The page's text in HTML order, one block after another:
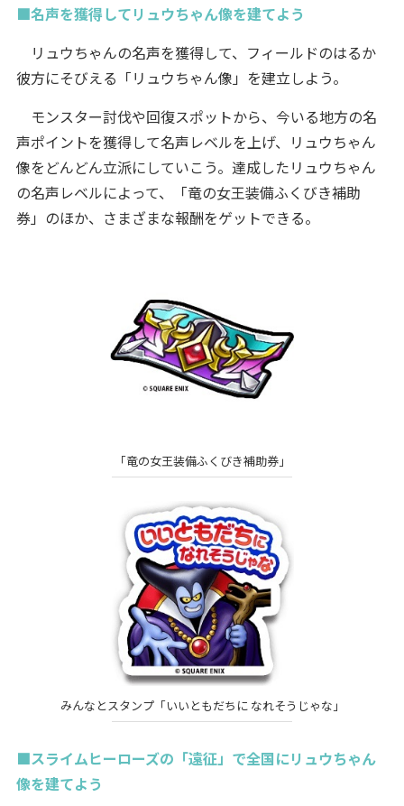
■名声を獲得してリュウちゃん像を建てよう
リュウちゃんの名声を獲得して、フィールドのはるか
彼方にそびえる「リュウちゃん像」を建立しよう。
モンスター討伐や回復スポットから、今いる地方の名
声ポイントを獲得して名声レベルを上げ、リュウちゃん
像をどんどん立派にしていこう。達成したリュウちゃん
の名声レベルによって、「竜の女王装備ふくびき補助
券」のほか、さまざまな報酬をゲットできる。
「竜の女王装備ふくびき補助券」
みんなとスタンプ「いいともだちに なれそうじゃな」
■スライムヒーローズの「遠征」で全国にリュウちゃん
像を建てよう